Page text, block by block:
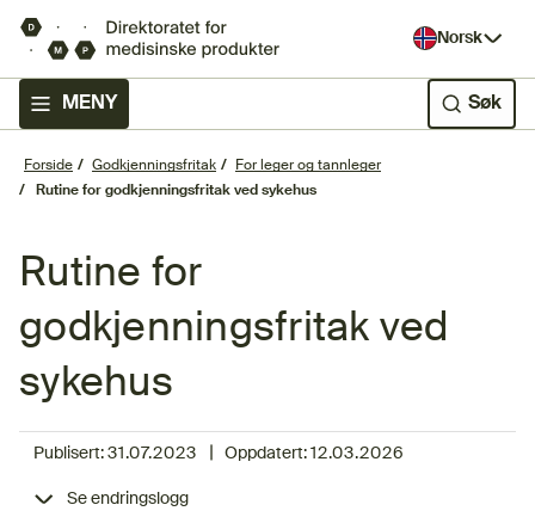
Norsk
MENY Søk
Forside Godkjenningsfritak
For leger og tannleger
Rutine for godkjenningsfritak ved sykehus
Rutine for
godkjenningsfritak ved
sykehus
Publisert: 31.07.2023 Oppdatert:12.03.2026
Se endringslogg